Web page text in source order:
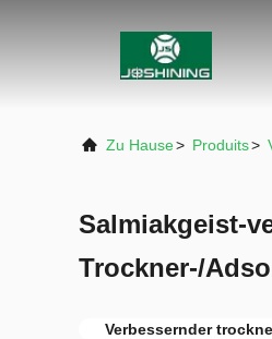
Zu Hause> Produits>
Salmiakgeist-
Trockner-/
Verbessernder